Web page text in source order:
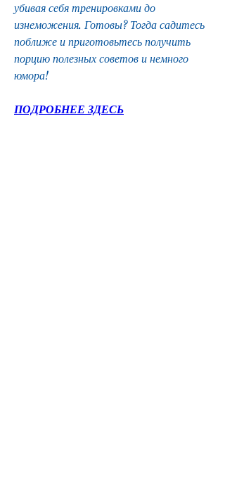
убивая себя тренировками до
изнеможения. Готовы? Тогда садитесь
поближе и приготовьтесь получить
порцию полезных советов и немного
юмора!
ПОДРОБНЕЕ ЗДЕСЬ